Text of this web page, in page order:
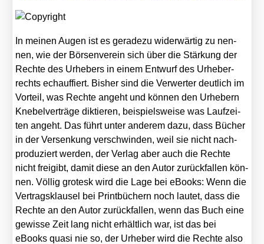
In mei­nen Augen ist es gera­de­zu wider­wär­tig zu nen­
nen, wie der Bör­sen­ver­ein sich über die Stär­kung der
Rech­te des Urhe­bers in einem Ent­wurf des Urhe­ber­
rechts echauf­fiert. Bis­her sind die Ver­wer­ter deut­lich im
Vor­teil, was Rech­te angeht und kön­nen den Urhe­bern
Kne­bel­ver­trä­ge dik­tie­ren, bei­spiels­wei­se was Lauf­zei­
ten angeht. Das führt unter ande­rem dazu, dass Bücher
in der Ver­sen­kung ver­schwin­den, weil sie nicht nach­
pro­du­ziert wer­den, der Ver­lag aber auch die Rech­te
nicht frei­gibt, damit die­se an den Autor zurück­fal­len kön­
nen. Völ­lig gro­tesk wird die Lage bei eBooks: Wenn die
Ver­trags­klau­sel bei Print­bü­chern noch lau­tet, dass die
Rech­te an den Autor zurück­fal­len, wenn das Buch eine
gewis­se Zeit lang nicht erhält­lich war, ist das bei
eBooks qua­si nie so, der Urhe­ber wird die Rech­te also